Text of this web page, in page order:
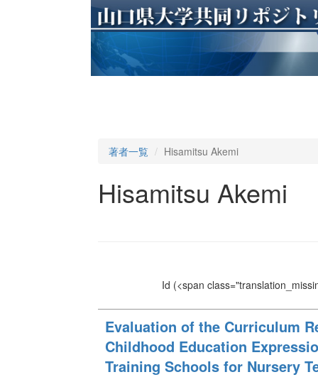
著者一覧 Hisamitsu Akemi
Hisamitsu Akemi
Id (<span
Evaluation of the Curriculum
Childhood Education
Training Schools for Nursery